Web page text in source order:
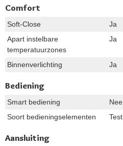
Comfort
Soft-Close
Ja
Apart instelbare
temperatuurzones
Ja
Binnenverlichting Ja
Bediening
Smart bediening
Nee
Soort bedieningselementen
Test
Aansluiting